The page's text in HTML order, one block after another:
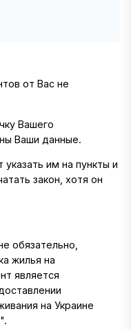
от Вас не
Вашего
Ваши данные.
им на пункты и
закон, хотя он
обязательно,
жилья на
является
на Украине